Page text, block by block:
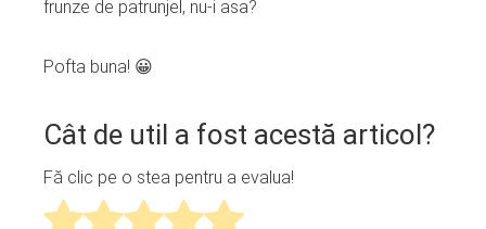
frunze de patrunjel, nu-i asa?
Pofta buna! 😀
Cât de util a fost acestă articol?
Fă clic pe o stea pentru a evalua!